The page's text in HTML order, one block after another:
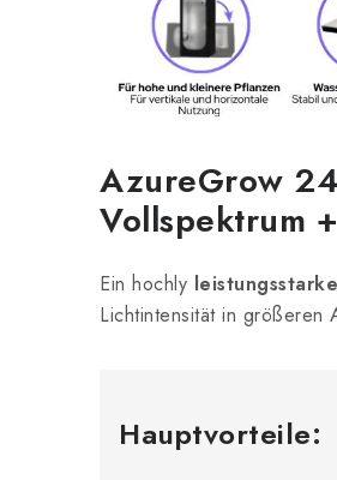
AzureGrow
Vollspektrum
Ein hochly
Lichtintensität in größeren
Hauptvorteile: